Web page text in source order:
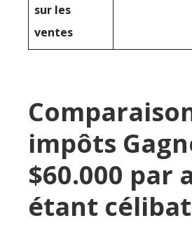
sur les
ventes
impôts
$60.000 par
étant